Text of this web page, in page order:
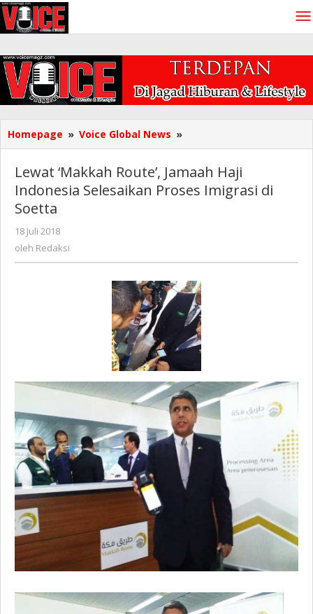
Lewati
ke
konten
Homepage » Voice Global News »
'Makkah
Jamaah
Haji
di
Soetta
Lewat ‘Makkah Route’, Jamaah Haji
Indonesia Selesaikan Proses Imigrasi di
Soetta
18 Juli 2018
Redaksi
oleh Redaksi